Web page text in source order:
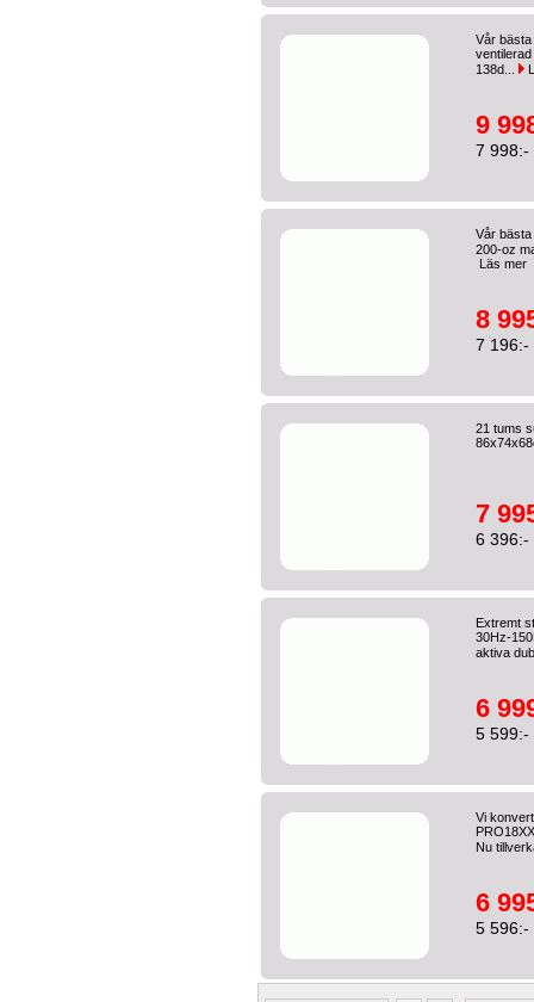
Vår
138d...
9
7 998:-
Vår
200-oz
Läs mer
8
7 196:-
21 tums
7
6 396:-
Extremt
30Hz-
aktiva
6
5 599:-
Vi
Nu
6
5 596:-